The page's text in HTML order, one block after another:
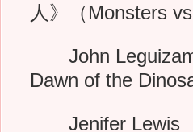
人》（Monsters
John
Dawn of the
Jenifer Lewis